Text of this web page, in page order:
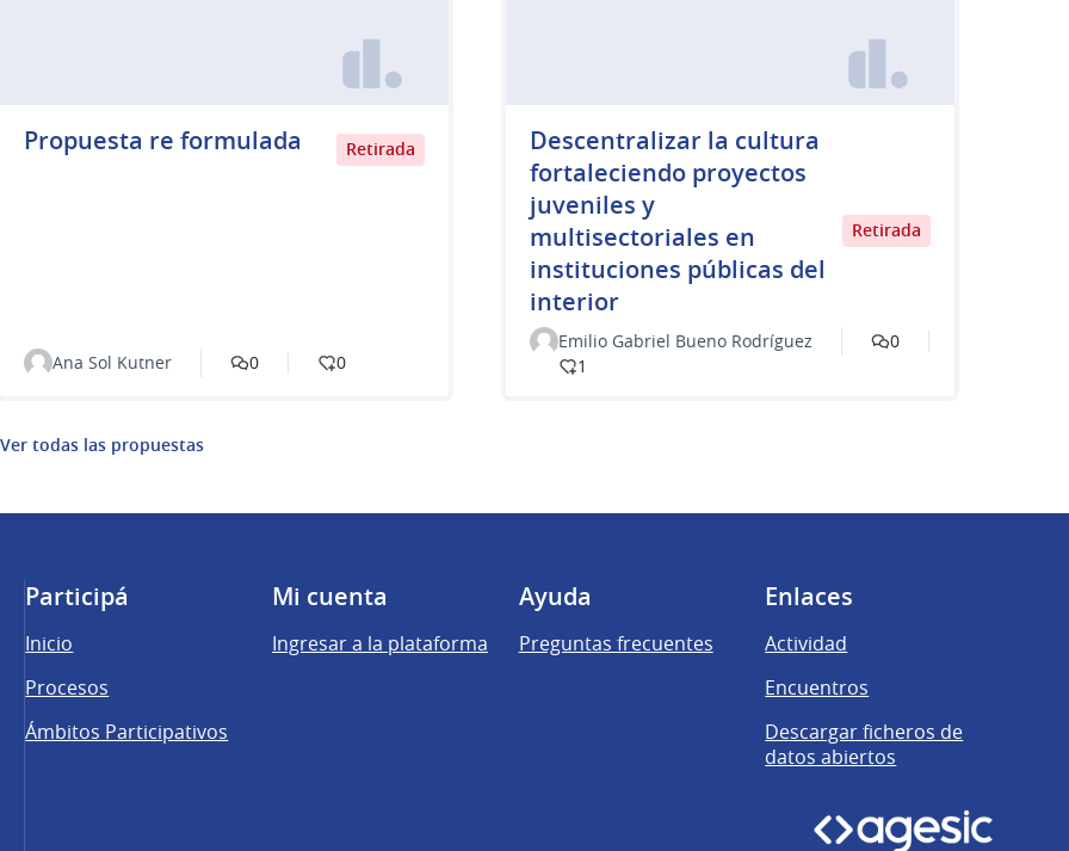
Propuesta re formulada Retirada
Ana Sol Kutner 0 0
Descentralizar la cultura
fortaleciendo proyectos
juveniles y
multisectoriales en
instituciones públicas del
interior
Retirada
Emilio Gabriel Bueno Rodríguez
0
1
Ver todas las propuestas
pestaña nueva)
Participá
Inicio
Procesos
Ámbitos Participativos
Mi cuenta
Ingresar a la plataforma
Ayuda
Preguntas frecuentes
Enlaces
Actividad
Encuentros
Descargar ficheros de
datos abiertos